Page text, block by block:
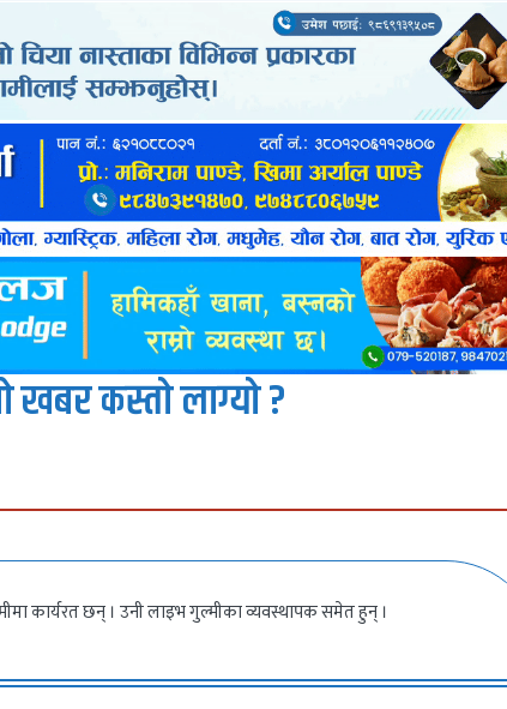
खबर कस्तो लाग्यो ?
कार्यरत छन् । उनी लाइभ गुल्मीका व्यवस्थापक समेत हुन् ।